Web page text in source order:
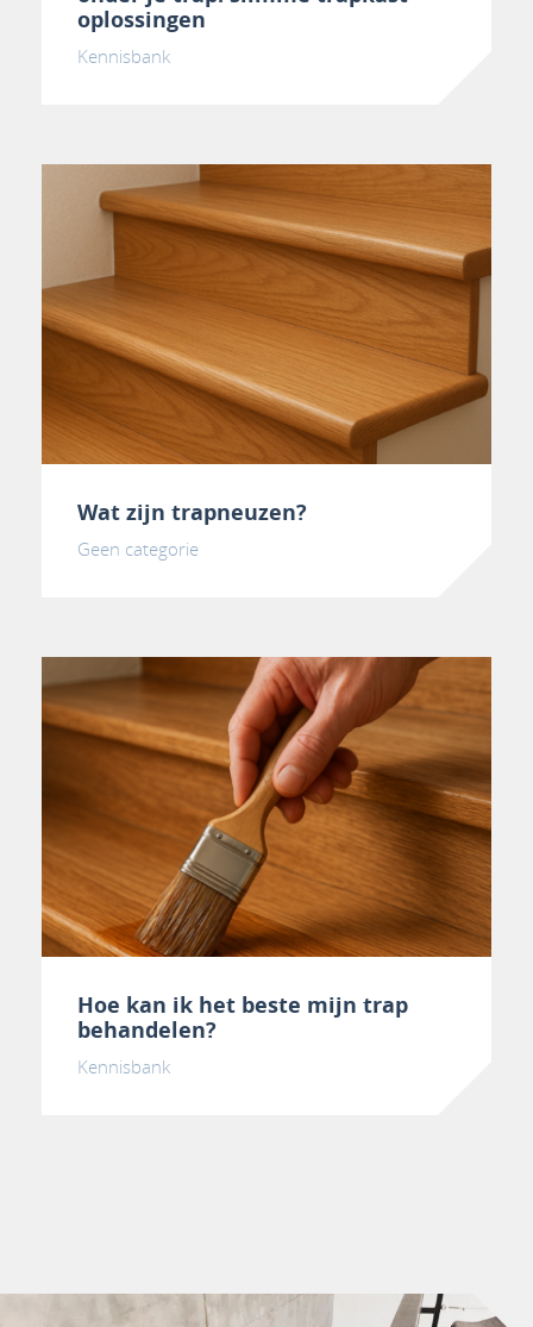
oplossingen
Kennisbank
Wat zijn trapneuzen?
Geen categorie
Hoe kan ik het beste mijn trap
behandelen?
Kennisbank